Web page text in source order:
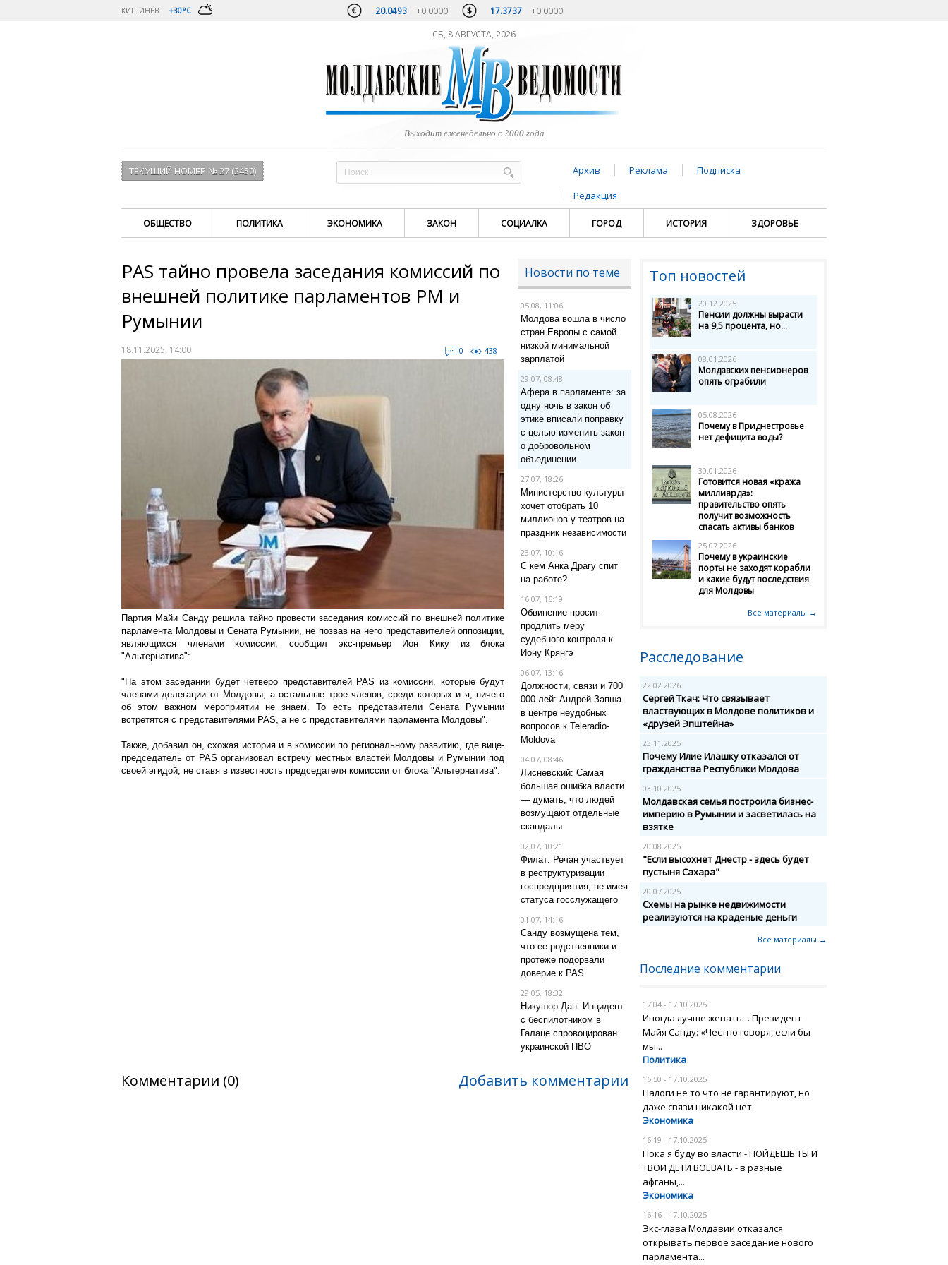
КИШИНЁВ +30°C 20.0493 +0.0000 17.3737 +0.0000
СБ, 8 АВГУСТА, 2026
Выходит еженедельно с 2000 года
ТЕКУЩИЙ НОМЕР № 27 (2450) Архив Реклама
Подписка
Редакция
ОБЩЕСТВО ПОЛИТИКА ЭКОНОМИКА ЗАКОН СОЦИАЛКА ГОРОД ИСТОРИЯ ЗДОРОВЬЕ
PAS тайно провела заседания комиссий по
внешней политике парламентов РМ и
Румынии
18.11.2025, 14:00 0 438
Партия Майи Санду решила тайно провести заседания комиссий по внешней политике
парламента Молдовы и Сената Румынии, не позвав на него представителей оппозиции,
являющихся членами комиссии, сообщил экс-премьер Ион Кику из блока
"Альтернатива":
"На этом заседании будет четверо представителей PAS из комиссии, которые будут
членами делегации от Молдовы, а остальные трое членов, среди которых и я, ничего
об этом важном мероприятии не знаем. То есть представители Сената Румынии
встретятся с представителями PAS, а не с представителями парламента Молдовы".
Также, добавил он, схожая история и в комиссии по региональному развитию, где вице-
председатель от PAS организовал встречу местных властей Молдовы и Румынии под
своей эгидой, не ставя в известность председателя комиссии от блока "Альтернатива".
Новости по теме
05.08, 11:06
Молдова вошла в число
стран Европы с самой
низкой минимальной
зарплатой
29.07, 08:48
Афера в парламенте: за
одну ночь в закон об
этике вписали поправку
с целью изменить закон
о добровольном
объединении
27.07, 18:26
Министерство культуры
хочет отобрать 10
миллионов у театров на
праздник независимости
23.07, 10:16
С кем Анка Драгу спит
на работе?
16.07, 16:19
Обвинение просит
продлить меру
судебного контроля к
Иону Крянгэ
06.07, 13:16
Должности, связи и 700
000 лей: Андрей Запша
в центре неудобных
вопросов к Teleradio-
Moldova
04.07, 08:46
Лисневский: Самая
большая ошибка власти
— думать, что людей
возмущают отдельные
скандалы
02.07, 10:21
Филат: Речан участвует
в реструктуризации
госпредприятия, не имея
статуса госслужащего
01.07, 14:16
Санду возмущена тем,
что ее родственники и
протеже подорвали
доверие к PAS
29.05, 18:32
Никушор Дан: Инцидент
с беспилотником в
Галаце спровоцирован
украинской ПВО
Комментарии (0) Добавить комментарии
Топ новостей
20.12.2025
Пенсии должны вырасти
на 9,5 процента, но...
08.01.2026
Молдавских пенсионеров
опять ограбили
05.08.2026
Почему в Приднестровье
нет дефицита воды?
30.01.2026
Готовится новая «кража
миллиарда»:
правительство опять
получит возможность
спасать активы банков
25.07.2026
Почему в украинские
порты не заходят корабли
и какие будут последствия
для Молдовы
Все материалы →
Расследование
22.02.2026
Сергей Ткач: Что связывает
властвующих в Молдове политиков и
«друзей Эпштейна»
23.11.2025
Почему Илие Илашку отказался от
гражданства Республики Молдова
03.10.2025
Молдавская семья построила бизнес-
империю в Румынии и засветилась на
взятке
20.08.2025
"Если высохнет Днестр - здесь будет
пустыня Сахара"
20.07.2025
Схемы на рынке недвижимости
реализуются на краденые деньги
Все материалы →
Последние комментарии
17:04 - 17.10.2025
Иногда лучше жевать… Президент
Майя Санду: «Честно говоря, если бы
мы...
Политика
16:50 - 17.10.2025
Налоги не то что не гарантируют, но
даже связи никакой нет.
Экономика
16:19 - 17.10.2025
Пока я буду во власти - ПОЙДЁШЬ ТЫ И
ТВОИ ДЕТИ ВОЕВАТЬ - в разные
афганы,...
Экономика
16:16 - 17.10.2025
Экс-глава Молдавии отказался
открывать первое заседание нового
парламента...